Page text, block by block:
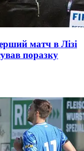
матч в Лізі
поразку